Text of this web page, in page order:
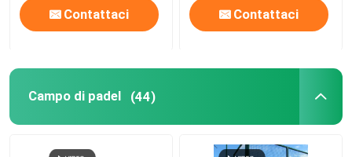
Contattaci Contattaci
Campo di padel (44)